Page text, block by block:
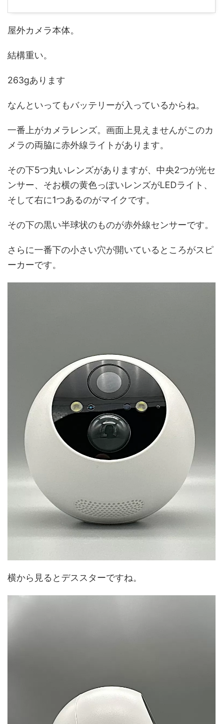
屋外カメラ本体。
結構重い。
263gあります
なんといってもバッテリーが入っているからね。
一番上がカメラレンズ。画面上見えませんがこのカ
メラの両脇に赤外線ライトがあります。
その下5つ丸いレンズがありますが、中央2つが光セ
ンサー、そお横の黄色っぽいレンズがLEDライト、
そして右に1つあるのがマイクです。
その下の黒い半球状のものが赤外線センサーです。
さらに一番下の小さい穴が開いているところがスピ
ーカーです。
横から見るとデススターですね。